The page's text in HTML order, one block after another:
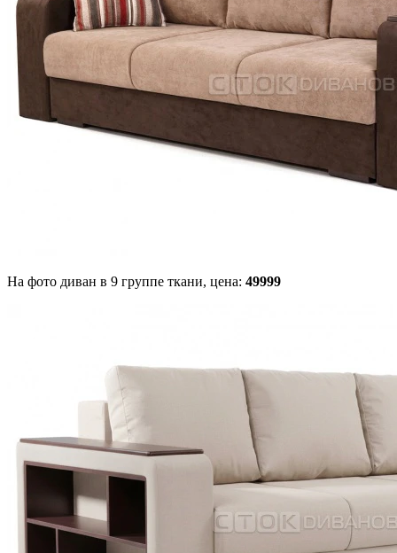
На фото диван в 9 группе ткани, цена: 49999